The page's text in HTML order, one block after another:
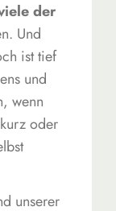
der
Und
ist tief
und
wenn
oder
unserer